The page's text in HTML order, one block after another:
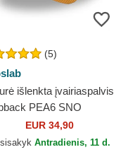
(5)
išlenkta įvairiaspalvis
PEA6 SNO
ir Čarlis Braunas
riešutai Capslab
EUR 34,90
Antradienis, 11 d.